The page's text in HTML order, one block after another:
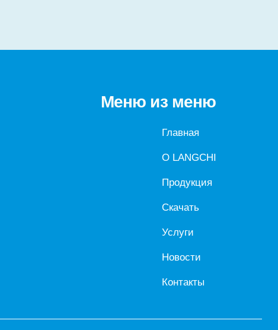
Меню из меню
Главная
О LANGCHI
Продукция
Скачать
Услуги
Новости
Контакты